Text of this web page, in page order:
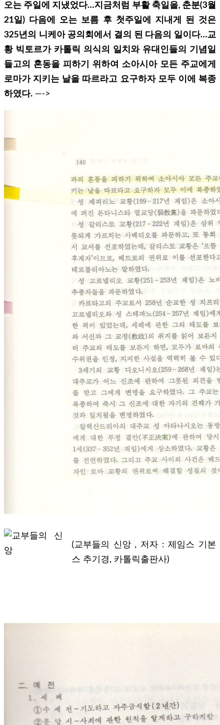
오는 주일에 지냈었다…지금처럼 부활 축일을, 춘분(3월
21일) 다음에 오는 보름 후 첫주일에 지내게 된 것은
325년의 니케아 공의회에서 결의 된 다음의 일이다…교
황 빅토르가 카톨릭 의식의 일치와 유대인들의 기념일
들고의 혼동을 피하기 위하여 소아시아 모든 주교에게
로마가 지키는 날을 따르라고 요구하자 모두 이에 복종
하였다. —->
(교부들의 신앙 , 저자 : 제임스 기본
스 추기경, 카톨릭출판사)